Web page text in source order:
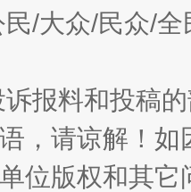
/大众/民众/
报料和投稿
，请谅解！
位版权和其它